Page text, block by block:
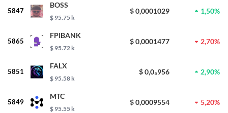
5847
BOSS
$ 95.75 k
$ 0,0001029 1,50%
5865
FPIBANK
$ 95.72 k
$ 0,0001477 2,70%
5851
FALX
$ 95.58 k
$ 0,0₅956 2,90%
5849
MTC
$ 95.55 k
$ 0,0009554 5,20%